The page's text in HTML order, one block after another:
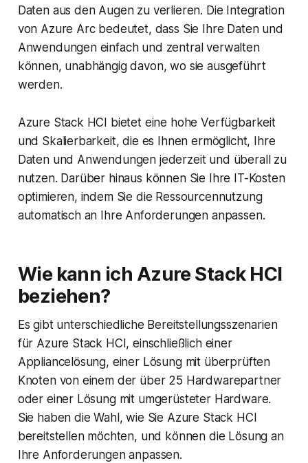
Daten aus den Augen zu verlieren. Die Integration
von Azure Arc bedeutet, dass Sie Ihre Daten und
Anwendungen einfach und zentral verwalten
können, unabhängig davon, wo sie ausgeführt
werden.
Azure Stack HCI bietet eine hohe Verfügbarkeit
und Skalierbarkeit, die es Ihnen ermöglicht, Ihre
Daten und Anwendungen jederzeit und überall zu
nutzen. Darüber hinaus können Sie Ihre IT-Kosten
optimieren, indem Sie die Ressourcennutzung
automatisch an Ihre Anforderungen anpassen.
Wie kann ich Azure Stack HCI
beziehen?
Es gibt unterschiedliche Bereitstellungsszenarien
für Azure Stack HCI, einschließlich einer
Appliancelösung, einer Lösung mit überprüften
Knoten von einem der über 25 Hardwarepartner
oder einer Lösung mit umgerüsteter Hardware.
Sie haben die Wahl, wie Sie Azure Stack HCI
bereitstellen möchten, und können die Lösung an
Ihre Anforderungen anpassen.